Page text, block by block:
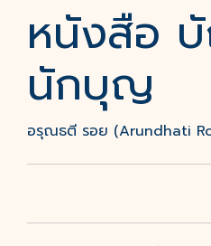
หนังสือ
นักบุญ
อรุณธตี รอย (Arundhati